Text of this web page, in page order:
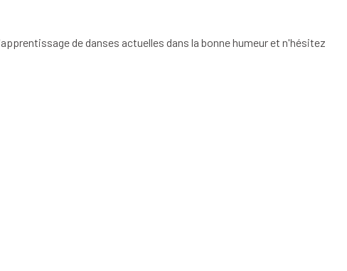
de danses actuelles dans la bonne humeur et n'hésitez